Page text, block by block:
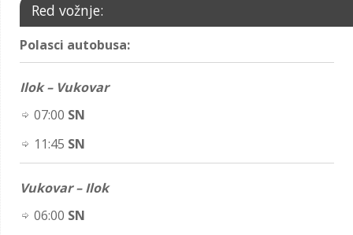
Red vožnje:
Polasci autobusa:
Ilok – Vukovar
07:00 SN
11:45 SN
Vukovar – Ilok
06:00 SN